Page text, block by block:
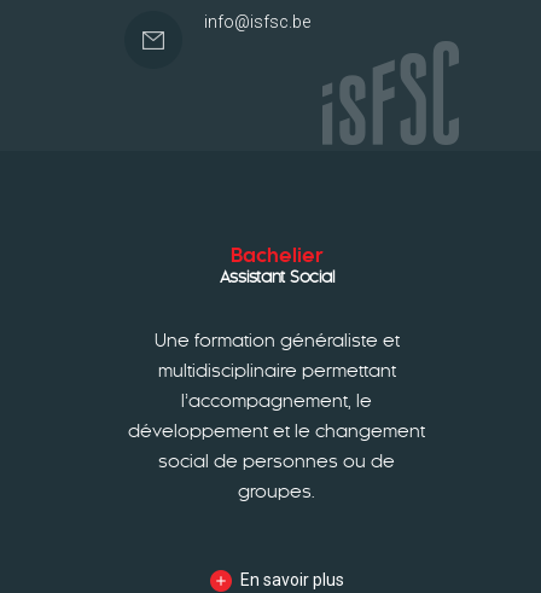
info@isfsc.be
Bachelier
Assistant Social
Une formation généraliste et
multidisciplinaire permettant
l’accompagnement, le
développement et le changement
social de personnes ou de
groupes.
En savoir plus